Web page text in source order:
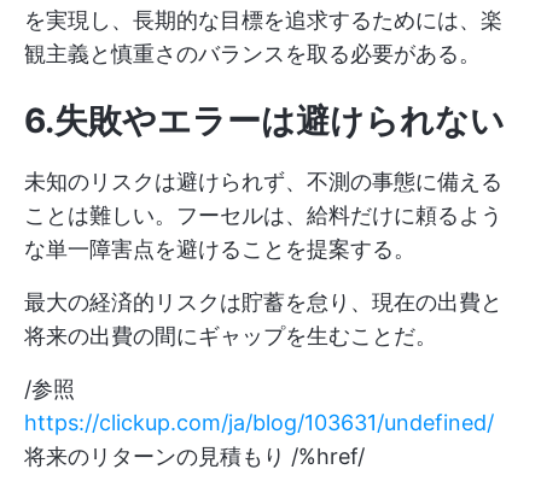
を実現し、長期的な目標を追求するためには、楽
観主義と慎重さのバランスを取る必要がある。
6.失敗やエラーは避けられない
未知のリスクは避けられず、不測の事態に備える
ことは難しい。フーセルは、給料だけに頼るよう
な単一障害点を避けることを提案する。
最大の経済的リスクは貯蓄を怠り、現在の出費と
将来の出費の間にギャップを生むことだ。
/参照
https://clickup.com/ja/blog/103631/undefined/
将来のリターンの見積もり /%href/